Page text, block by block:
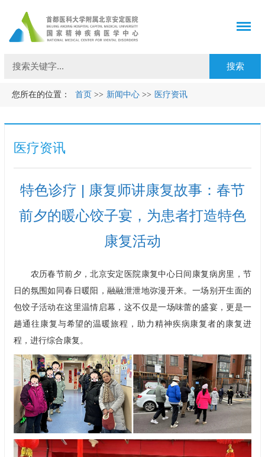
您所在的位置： 首页 >> 新闻中心 >> 医疗资讯
医疗资讯
特色诊疗 | 康复师讲康复故事：春节
前夕的暖心饺子宴，为患者打造特色
康复活动
农历春节前夕，北京安定医院 康复中心日间康复病房里，节
日的氛围如同春日暖阳，融融泄泄地弥漫开来。一场别开生面的
包饺子活动在这里温情启幕，这不仅是一场味蕾的盛宴，更是一
趟通往康复与希望的温暖旅程，助力精神疾病康复者的康复进
程，进行综合康复。